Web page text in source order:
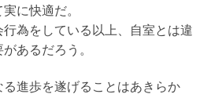
に快適だ。
為をしている以上、自室とは違
あるだろう。
進歩を遂げることはあきらか